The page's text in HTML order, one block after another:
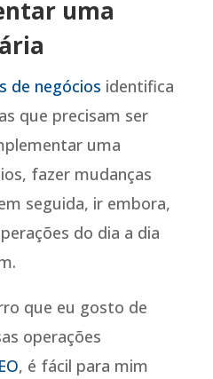
uma
de negócios identifica
que precisam ser
uma
fazer mudanças
seguida, ir embora,
do dia a dia
que eu gosto de
operações
, é fácil para mim